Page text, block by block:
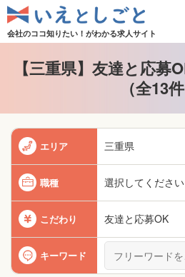
会社のココ知りたい！がわかる求人サイト
【三重県】友達と応募
（全13件
エリア 三重県
職種 選択してください
こだわり 友達と応募OK
キーワード